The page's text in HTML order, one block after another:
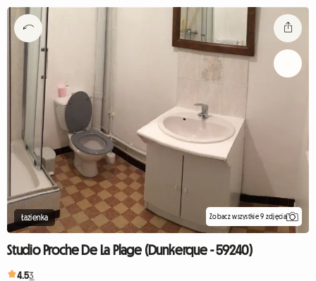
Łazienka Zobacz wszystkie 9 zdjęcia
Studio Proche De La Plage (Dunkerque - 59240)
4.53